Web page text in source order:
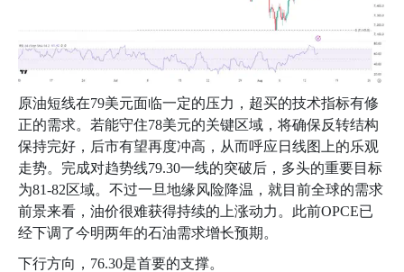
原油短线在79美元面临一定的压力，超买的技术指标有修
正的需求。若能守住78美元的关键区域，将确保反转结构
保持完好，后市有望再度冲高，从而呼应日线图上的乐观
走势。完成对趋势线79.30一线的突破后，多头的重要目标
为81-82区域。不过一旦地缘风险降温，就目前全球的需求
前景来看，油价很难获得持续的上涨动力。此前OPCE已
经下调了今明两年的石油需求增长预期。
下行方向， 76.30是首要的支撑。